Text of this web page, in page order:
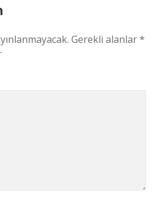
Gerekli alanlar*